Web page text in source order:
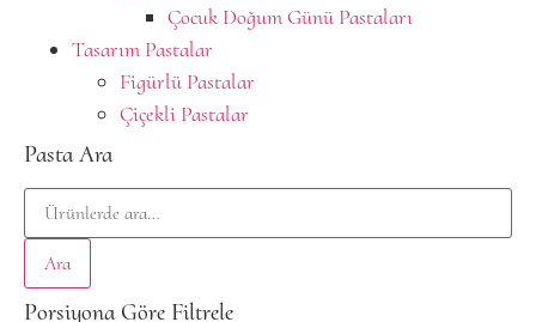
Çocuk Doğum Günü Pastaları
Tasarım Pastalar
Figürlü Pastalar
Çiçekli Pastalar
Pasta Ara
Ara
Porsiyona Göre Filtrele